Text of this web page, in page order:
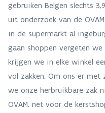
gebruiken Belgen slechts
uit onderzoek van de
in de supermarkt al
gaan shoppen vergeten
krijgen we in elke winkel
vol zakken. Om ons er met
we onze herbruikbare zak
OVAM, net voor de